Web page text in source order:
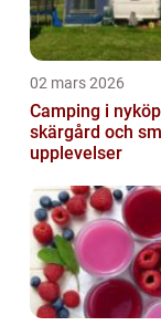
02 mars 2026
Camping i nyköping
skärgård och
upplevelser